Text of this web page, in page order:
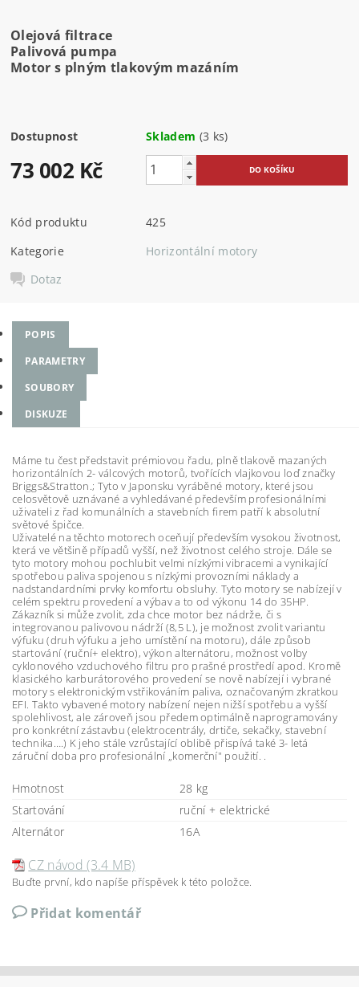
Olejová filtrace
Palivová pumpa
Motor s plným tlakovým mazáním
Dostupnost Skladem (3 ks)
73 002 Kč
Kód produktu
425
Kategorie
Horizontální motory
Dotaz
POPIS
PARAMETRY
SOUBORY
DISKUZE
Máme tu čest představit prémiovou řadu, plně tlakově mazaných
horizontálních 2- válcových motorů, tvořících vlajkovou loď značky
Briggs&Stratton.; Tyto v Japonsku vyráběné motory, které jsou
celosvětově uznávané a vyhledávané především profesionálními
uživateli z řad komunálních a stavebních firem patří k absolutní
světové špičce.
Uživatelé na těchto motorech oceňují především vysokou životnost,
která ve většině případů vyšší, než životnost celého stroje. Dále se
tyto motory mohou pochlubit velmi nízkými vibracemi a vynikající
spotřebou paliva spojenou s nízkými provozními náklady a
nadstandardními prvky komfortu obsluhy. Tyto motory se nabízejí v
celém spektru provedení a výbav a to od výkonu 14 do 35HP.
Zákazník si může zvolit, zda chce motor bez nádrže, či s
integrovanou palivovou nádrží (8,5 L), je možnost zvolit variantu
výfuku (druh výfuku a jeho umístění na motoru), dále způsob
startování (ruční+ elektro), výkon alternátoru, možnost volby
cyklonového vzduchového filtru pro prašné prostředí apod. Kromě
klasického karburátorového provedení se nově nabízejí i vybrané
motory s elektronickým vstřikováním paliva, označovaným zkratkou
EFI. Takto vybavené motory nabízení nejen nižší spotřebu a vyšší
spolehlivost, ale zároveň jsou předem optimálně naprogramovány
pro konkrétní zástavbu (elektrocentrály, drtiče, sekačky, stavební
technika….) K jeho stále vzrůstající oblibě přispívá také 3- letá
záruční doba pro profesionální „komerční" použití. .
Hmotnost
28 kg
Startování
ruční + elektrické
Alternátor
16A
CZ návod (3.4 MB)
Buďte první, kdo napíše příspěvek k této položce.
Přidat komentář